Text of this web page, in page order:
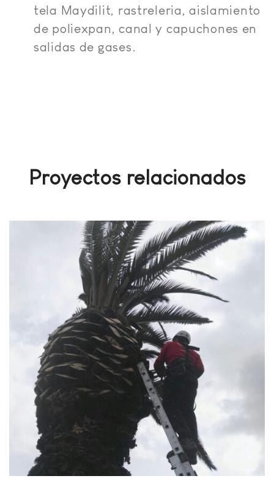
tela Maydilit, rastreleria, aislamiento
de poliexpan, canal y capuchones en
salidas de gases.
Proyectos relacionados